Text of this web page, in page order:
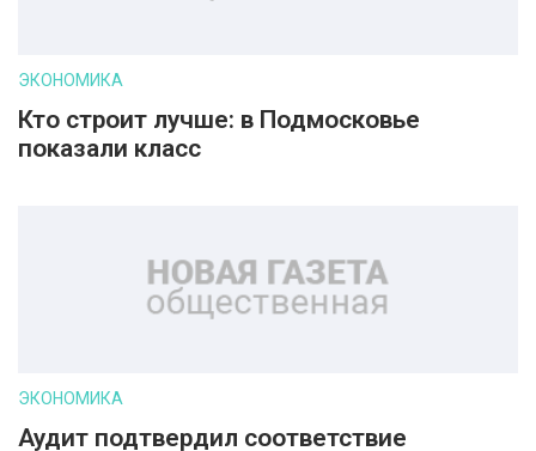
ЭКОНОМИКА
Кто строит лучше: в Подмосковье
показали класс
ЭКОНОМИКА
Аудит подтвердил соответствие